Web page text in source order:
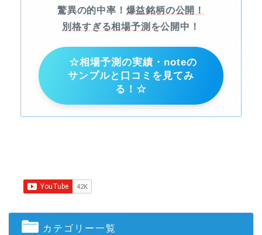
驚異の的中率！ 爆益銘柄の公開！
別格すぎる相場予測 を公開中！
☆相場予測の実績・noteの
サンプルと口コミを見てみ
る！☆
カテゴリー一覧